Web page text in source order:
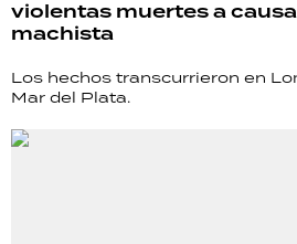
violentas muertes a
machista
Los hechos transcurrieron en
Mar del Plata.